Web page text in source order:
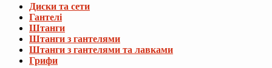
Диски та сети
Гантелі
Штанги
Штанги з гантелями
Штанги з гантелями та лавками
Грифи